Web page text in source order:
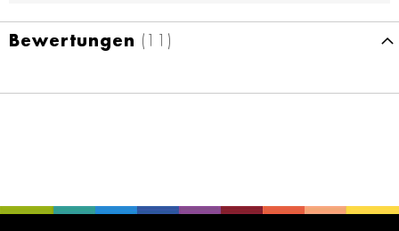
Bewertungen